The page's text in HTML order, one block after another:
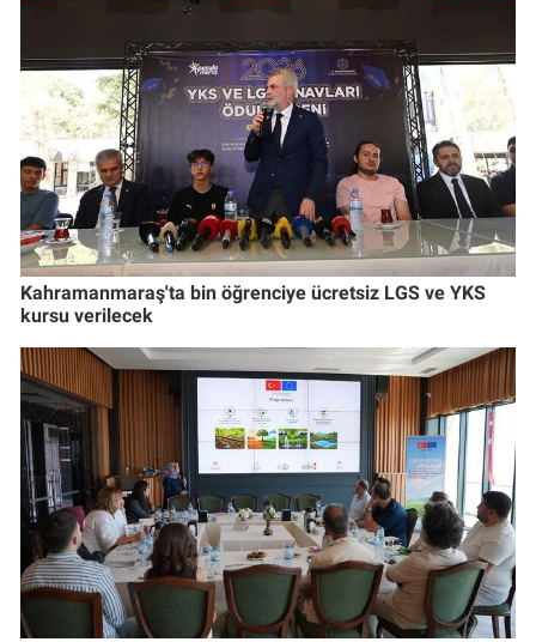
Kahramanmaraş'ta bin öğrenciye ücretsiz LGS ve YKS
kursu verilecek